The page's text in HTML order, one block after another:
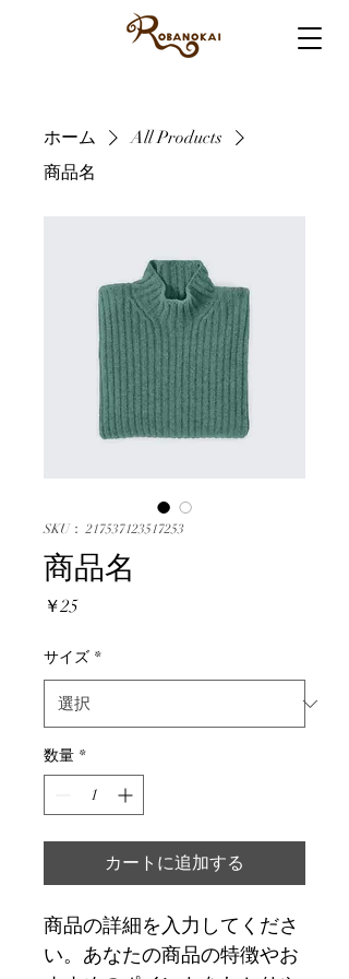
ホーム
All Products
商品名
SKU： 217537123517253
商品名
￥25価
サイズ *
数量 *
カートに追加する
商品の詳細を入力してくださ
い。あなたの商品の特徴やお